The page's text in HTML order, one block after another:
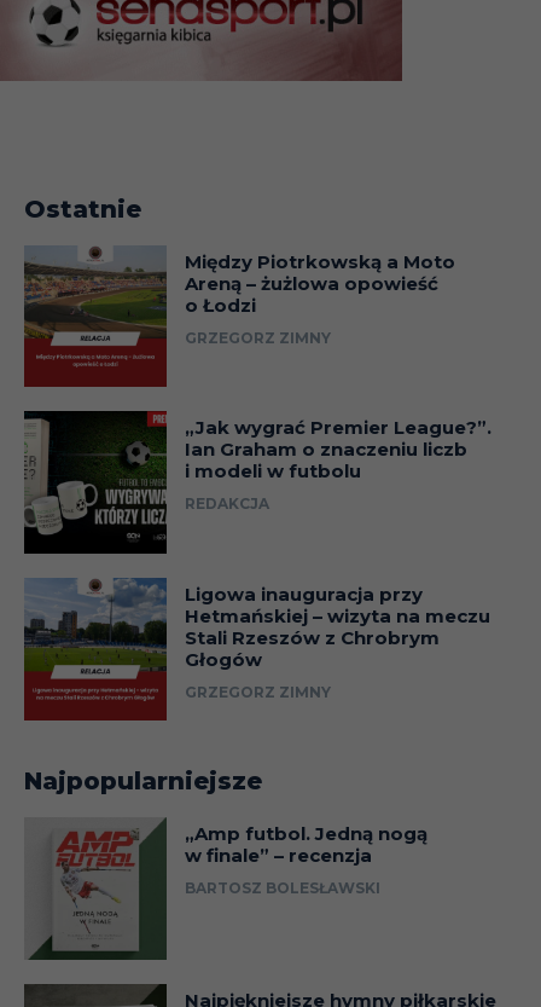
Ostatnie
Między Piotrkowską a Moto
Areną – żużlowa opowieść
o Łodzi
GRZEGORZ ZIMNY
„Jak wygrać Premier League?”.
Ian Graham o znaczeniu liczb
i modeli w futbolu
REDAKCJA
Ligowa inauguracja przy
Hetmańskiej – wizyta na meczu
Stali Rzeszów z Chrobrym
Głogów
GRZEGORZ ZIMNY
Najpopularniejsze
„Amp futbol. Jedną nogą
w finale” – recenzja
BARTOSZ BOLESŁAWSKI
Najpiękniejsze hymny piłkarskie